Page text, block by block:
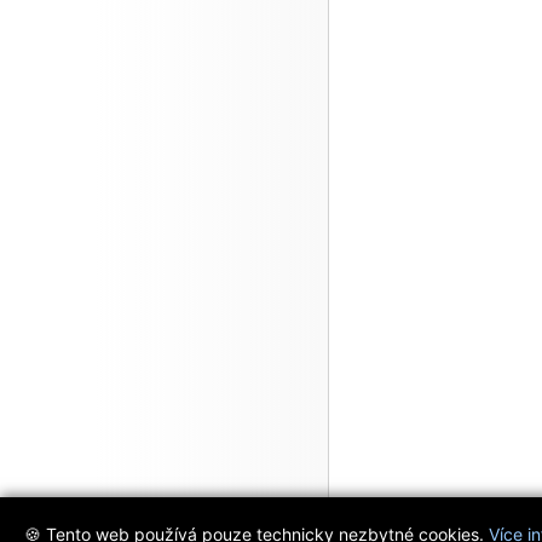
🍪 Tento web používá pouze technicky nezbytné cookies. Více